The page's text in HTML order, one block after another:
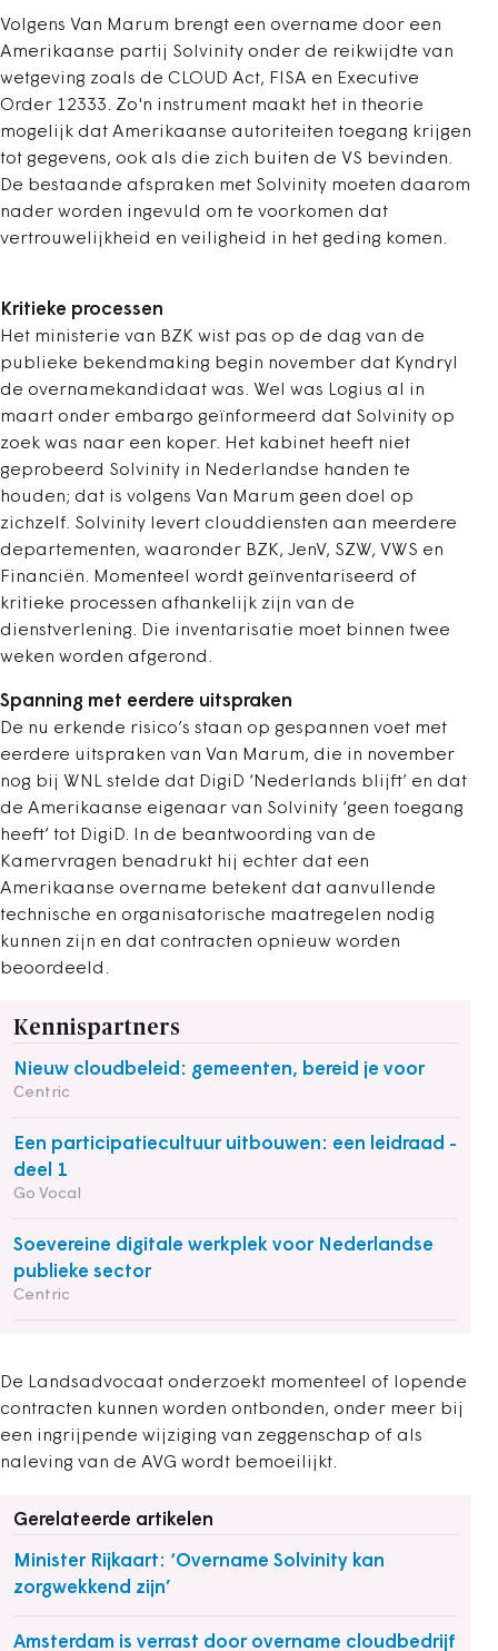
Volgens Van Marum brengt een overname door een
Amerikaanse partij Solvinity onder de reikwijdte van
wetgeving zoals de CLOUD Act, FISA en Executive
Order 12333. Zo'n instrument maakt het in theorie
mogelijk dat Amerikaanse autoriteiten toegang krijgen
tot gegevens, ook als die zich buiten de VS bevinden.
De bestaande afspraken met Solvinity moeten daarom
nader worden ingevuld om te voorkomen dat
vertrouwelijkheid en veiligheid in het geding komen.
Kritieke processen
Het ministerie van BZK wist pas op de dag van de
publieke bekendmaking begin november dat Kyndryl
de overnamekandidaat was. Wel was Logius al in
maart onder embargo geïnformeerd dat Solvinity op
zoek was naar een koper. Het kabinet heeft niet
geprobeerd Solvinity in Nederlandse handen te
houden; dat is volgens Van Marum geen doel op
zichzelf. Solvinity levert clouddiensten aan meerdere
departementen, waaronder BZK, JenV, SZW, VWS en
Financiën. Momenteel wordt geïnventariseerd of
kritieke processen afhankelijk zijn van de
dienstverlening. Die inventarisatie moet binnen twee
weken worden afgerond.
Spanning met eerdere uitspraken
De nu erkende risico’s staan op gespannen voet met
eerdere uitspraken van Van Marum, die in november
nog bij WNL stelde dat DigiD ‘Nederlands blijft’ en dat
de Amerikaanse eigenaar van Solvinity ‘geen toegang
heeft’ tot DigiD. In de beantwoording van de
Kamervragen benadrukt hij echter dat een
Amerikaanse overname betekent dat aanvullende
technische en organisatorische maatregelen nodig
kunnen zijn en dat contracten opnieuw worden
beoordeeld.
Kennispartners
Nieuw cloudbeleid: gemeenten, bereid je voor
Centric
Een participatiecultuur uitbouwen: een leidraad -
deel 1
Go Vocal
Soevereine digitale werkplek voor Nederlandse
publieke sector
Centric
De Landsadvocaat onderzoekt momenteel of lopende
contracten kunnen worden ontbonden, onder meer bij
een ingrijpende wijziging van zeggenschap of als
naleving van de AVG wordt bemoeilijkt.
Gerelateerde artikelen
Minister Rijkaart: ‘Overname Solvinity kan
zorgwekkend zijn’
Amsterdam is verrast door overname cloudbedrijf